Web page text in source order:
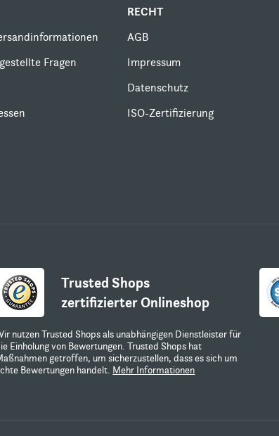
Fragen
RECHT
AGB
Impressum
Datenschutz
ISO-Zertifizierung
Trusted Shops
zertifizierter Onlineshop
nutzen Trusted Shops als unabhängigen Dienstleister für
Einholung von Bewertungen. Trusted Shops hat
getroffen, um sicherzustellen, dass es sich um
Bewertungen handelt. Mehr Informationen